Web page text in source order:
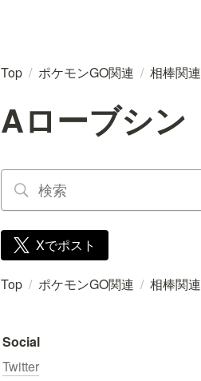
Top / ポケモンGO関連 / 相棒関連
Aローブシン
Xでポスト
Top / ポケモンGO関連 / 相棒関連
Social
Twitter